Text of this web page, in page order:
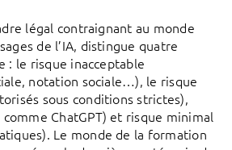
légal contraignant au monde
de l’IA, distingue quatre
: le risque inacceptable
notation sociale…), le risque
sous conditions strictes),
ChatGPT) et risque minimal
Le monde de la formation